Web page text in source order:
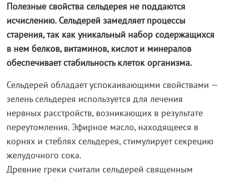
Полезные свойства сельдерея не поддаются
исчислению. Сельдерей замедляет процессы
старения, так как уникальный набор содержащихся
в нем белков, витаминов, кислот и минералов
обеспечивает стабильность клеток организма.
Сельдерей обладает успокаивающими свойствами —
зелень сельдерея используется для лечения
нервных расстройств, возникающих в результате
переутомления. Эфирное масло, находящееся в
корнях и стеблях сельдерея, стимулирует секрецию
желудочного сока.
Древние греки считали сельдерей священным